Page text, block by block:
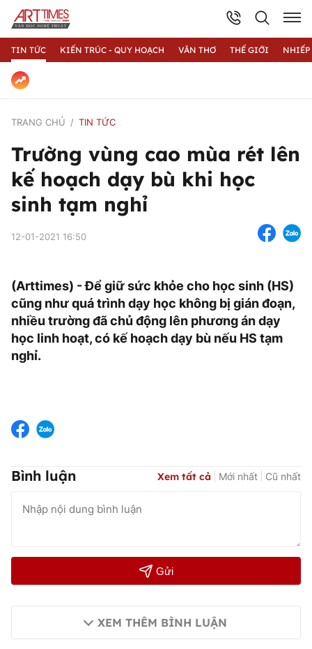
TIN TỨC KIẾN TRÚC - QUY HOẠCH VĂN THƠ THẾ GIỚI
TRANG CHỦ TIN TỨC
Trường vùng cao mùa rét lên
kế hoạch dạy bù khi học
sinh tạm nghỉ
12-01-2021 16:50
(Arttimes) - Để giữ sức khỏe cho học sinh (HS)
cũng như quá trình dạy học không bị gián đoạn,
nhiều trường đã chủ động lên phương án dạy
học linh hoạt, có kế hoạch dạy bù nếu HS tạm
nghỉ.
Bình luận Xem tất cả Mới nhất Cũ nhất
Gửi
XEM THÊM BÌNH LUẬN